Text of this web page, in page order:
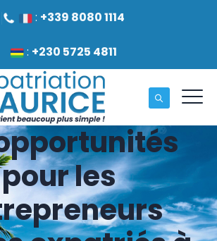
: +339 8080 1114
: +230 5725 4811
pour les